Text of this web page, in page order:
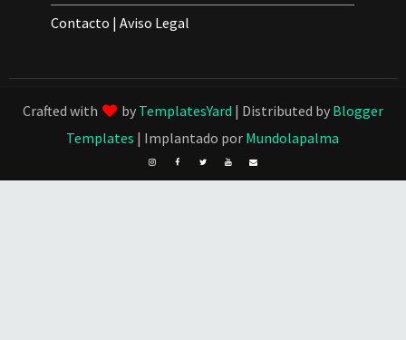
Contacto |Aviso Legal
Crafted with by TemplatesYard | Distributed by Blogger
Templates | Implantado por Mundolapalma